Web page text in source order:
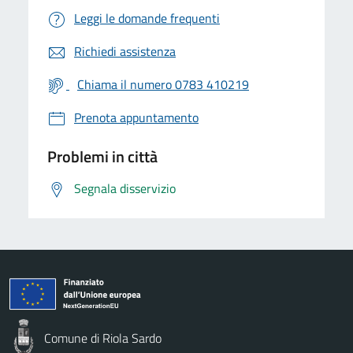
Leggi le domande frequenti
Richiedi assistenza
Chiama il numero 0783 410219
Prenota appuntamento
Problemi in città
Segnala disservizio
Comune di Riola Sardo